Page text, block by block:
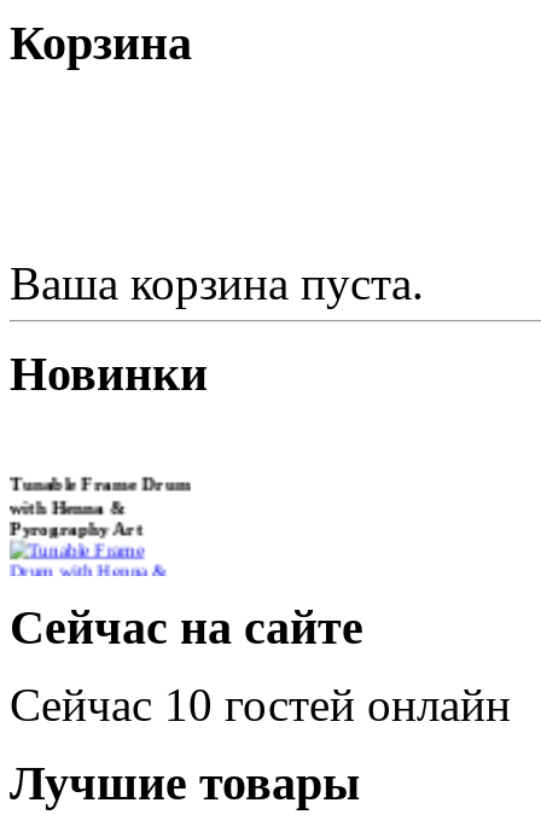
€75.00
Корзина
Ваша корзина пуста.
Новинки
with Henna &
Pyrography Art
Shaman Drum
€250.00
Сейчас на сайте
Сейчас 10 гостей онлайн
Лучшие товары